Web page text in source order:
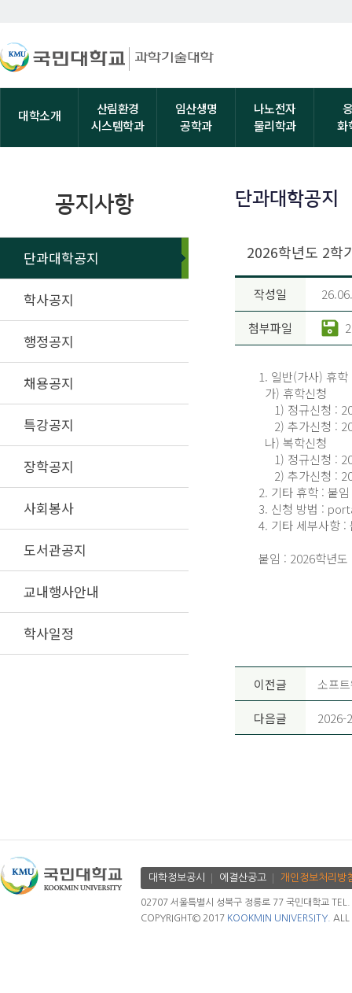
대학소개
산림환경
시스템학과
임산생명
공학과
나노전자
물리학과
화
공지사항
단과대학공지
학사공지
행정공지
채용공지
특강공지
장학공지
사회봉사
도서관공지
교내행사안내
학사일정
단과대학공지
2026학년도 2학
작성일
첨부파일
1. 일반(가사) 휴학
가) 휴학신청
1) 정규신청 :
2) 추가신청 :
나) 복학신청
1) 정규신청 :
2) 추가신청 :
2. 기타 휴학 : 붙
3. 신청 방법 :
4. 기타 세부사항 :
붙임 : 2026학년
이전글 소프
다음글 2026-
대학정보공시 에결산공고 개인정보처리방
02707 서울특별시 성북구 정릉로 77 국민대학교
COPYRIGHT© 2017 KOOKMIN UNIVERSITY. ALL